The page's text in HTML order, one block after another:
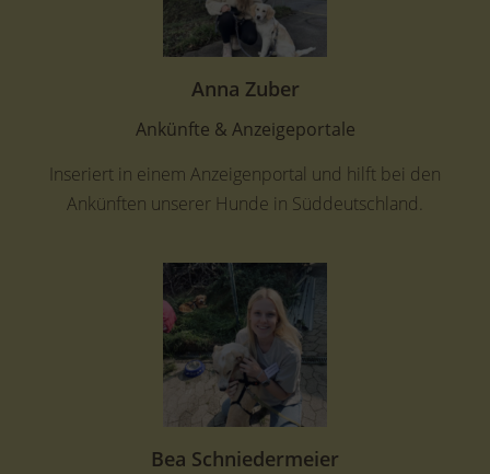
Anna Zuber
Ankünfte & Anzeigeportale
Inseriert in einem Anzeigenportal und hilft bei den
Ankünften unserer Hunde in Süddeutschland.
Bea Schniedermeier